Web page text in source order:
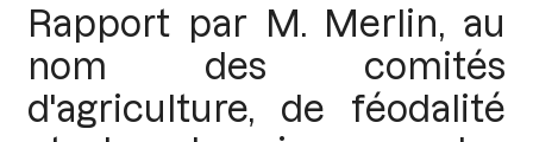
Rapport par M. Merlin, au
nom des comités
d'agriculture, de féodalité